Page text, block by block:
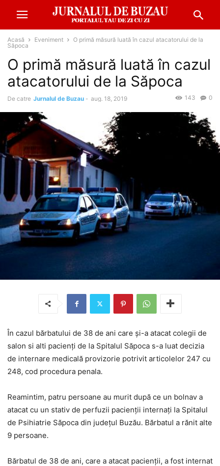
Acasă Eveniment
O primă măsură luată în cazul atacatorului de la
Săpoca
O primă măsură luată în cazul
atacatorului de la Săpoca
De catre Jurnalul de Buzau - aug. 18, 2019 0
143
În cazul bărbatului de 38 de ani care și-a atacat colegii de
salon si alti pacienți de la Spitalul Săpoca s-a luat decizia
de internare medicală provizorie potrivit articolelor 247 cu
248, cod procedura penala.
Reamintim, patru persoane au murit după ce un bolnav a
atacat cu un stativ de perfuzii pacienţii internaţi la Spitalul
de Psihiatrie Săpoca din judeţul Buzău. Bărbatul a rănit alte
9 persoane.
Bărbatul de 38 de ani, care a atacat pacienţii, a fost internat